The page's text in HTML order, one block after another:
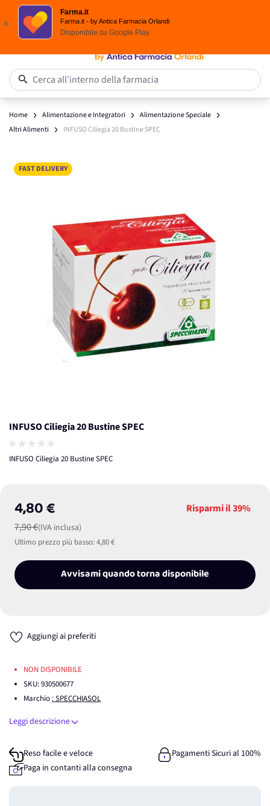
Spedizione
x
Farma.it
Farma.it - by Antica Farmacia Orlandi
Disponibile su Google Play
Salta al contenuto
Cerca all’interno della farmacia
Home Alimentazione e Integratori
Alimentazione Speciale
Altri Alimenti
INFUSO Ciliegia 20 Bustine SPEC
FAST DELIVERY
Main image
Click to view image in fullscreen
INFUSO Ciliegia 20 Bustine SPEC
INFUSO Ciliegia 20 Bustine SPEC
4,80 €
7,90 €(IVA inclusa)
Risparmi il39%
Ultimo prezzo più basso:4,80 €
Avvisami quando torna disponibile
Aggiungi ai preferiti
NON DISPONIBILE
SKU:930500677
Marchio : SPECCHIASOL
Leggi descrizione
Reso facile e veloce
Pagamenti Sicuri al 100%
Paga in contanti alla consegna